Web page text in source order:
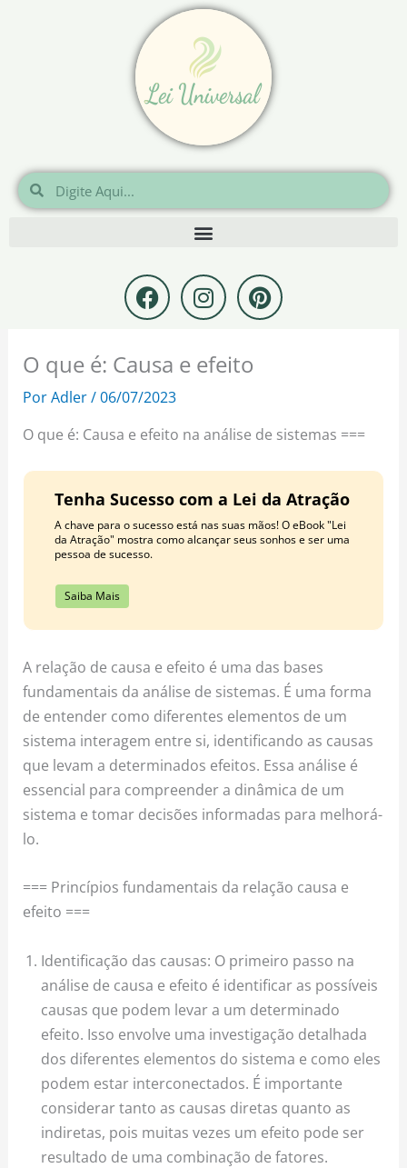
Pesquisar
Pesquisar
F
a
c
e
b
o
o
k
I
n
s
t
a
a
m
P
i
n
e
s
t
O que é: Causa e efeito
PorAdler/06/07/2023
O que é: Causa e efeito na análise de sistemas ===
Tenha Sucesso com a Lei da Atração
A chave para o sucesso está nas suas mãos! O eBook "Lei
da Atração" mostra como alcançar seus sonhos e ser uma
pessoa de sucesso.
Saiba Mais
A relação de causa e efeito é uma das bases
fundamentais da análise de sistemas. É uma forma
de entender como diferentes elementos de um
sistema interagem entre si, identificando as causas
que levam a determinados efeitos. Essa análise é
essencial para compreender a dinâmica de um
sistema e tomar decisões informadas para melhorá-
lo.
=== Princípios fundamentais da relação causa e
efeito ===
Identificação das causas: O primeiro passo na
análise de causa e efeito é identificar as possíveis
causas que podem levar a um determinado
efeito. Isso envolve uma investigação detalhada
dos diferentes elementos do sistema e como eles
podem estar interconectados. É importante
considerar tanto as causas diretas quanto as
indiretas, pois muitas vezes um efeito pode ser
resultado de uma combinação de fatores.